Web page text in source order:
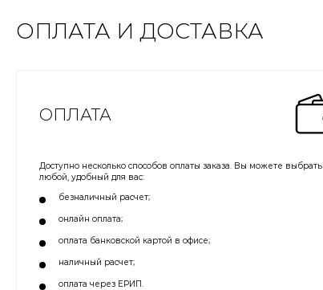
ОПЛАТА И ДОСТАВКА
ОПЛАТА
Доступно несколько способов оплаты заказа. Вы можете выбрать
любой, удобный для вас:
безналичный расчет;
онлайн оплата;
оплата банковской картой в офисе;
наличный расчет;
оплата через ЕРИП.